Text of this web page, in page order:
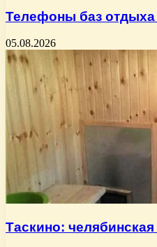
Телефоны баз
05.08.2026
Таскино: